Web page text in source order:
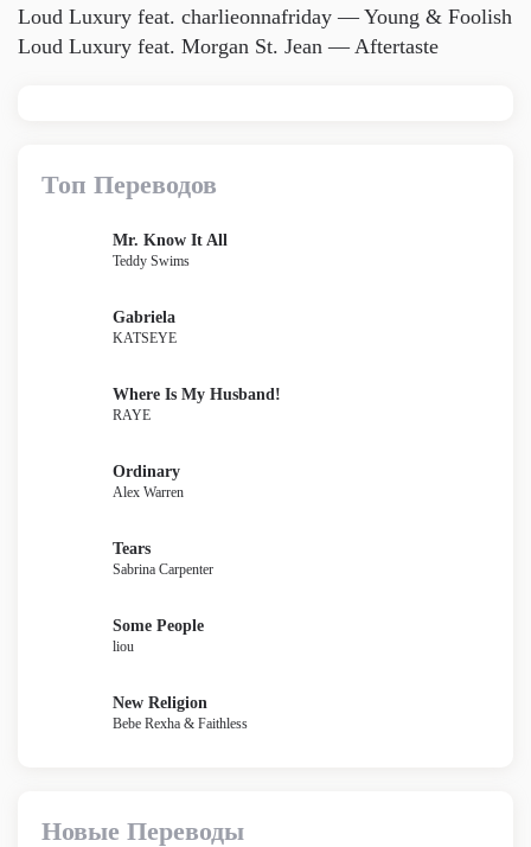
Loud Luxury feat. ​charlieonnafriday — Young & Foolish
Loud Luxury feat. Morgan St. Jean — Aftertaste
Топ Переводов
Mr. Know It All
Teddy Swims
Gabriela
KATSEYE
Where Is My Husband!
RAYE
Ordinary
Alex Warren
Tears
Sabrina Carpenter
Some People
liou
New Religion
Bebe Rexha & Faithless
Новые Переводы